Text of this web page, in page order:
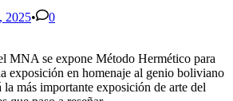
2025• 0
MNA se expone Método Hermético para
exposición en homenaje al genio boliviano
más importante exposición de arte del